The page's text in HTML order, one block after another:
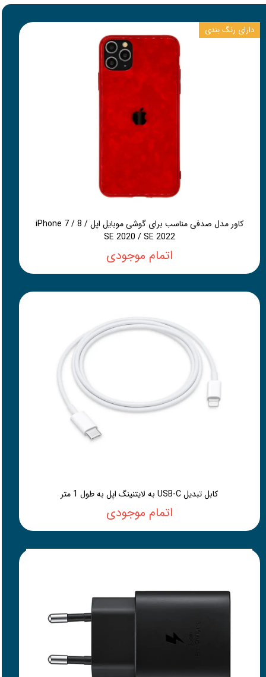
کاور مدل صدفی مناسب برای گوشی موبایل اپل iPhone 7 / 8 /
SE 2020 / SE 2022
اتمام موجودی
دارای رنگ بندی
کابل تبدیل USB-C به لایتنینگ اپل به طول 1 متر
اتمام موجودی